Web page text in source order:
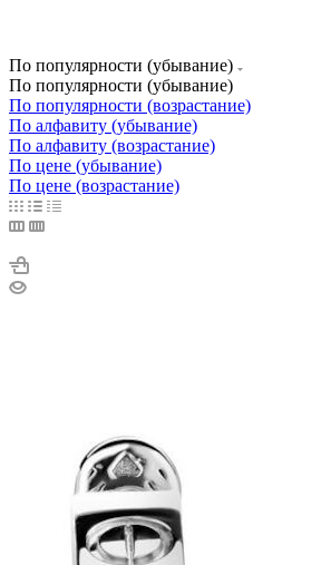
По популярности (убывание)
По популярности (убывание)
По популярности (возрастание)
По алфавиту (убывание)
По алфавиту (возрастание)
По цене (убывание)
По цене (возрастание)